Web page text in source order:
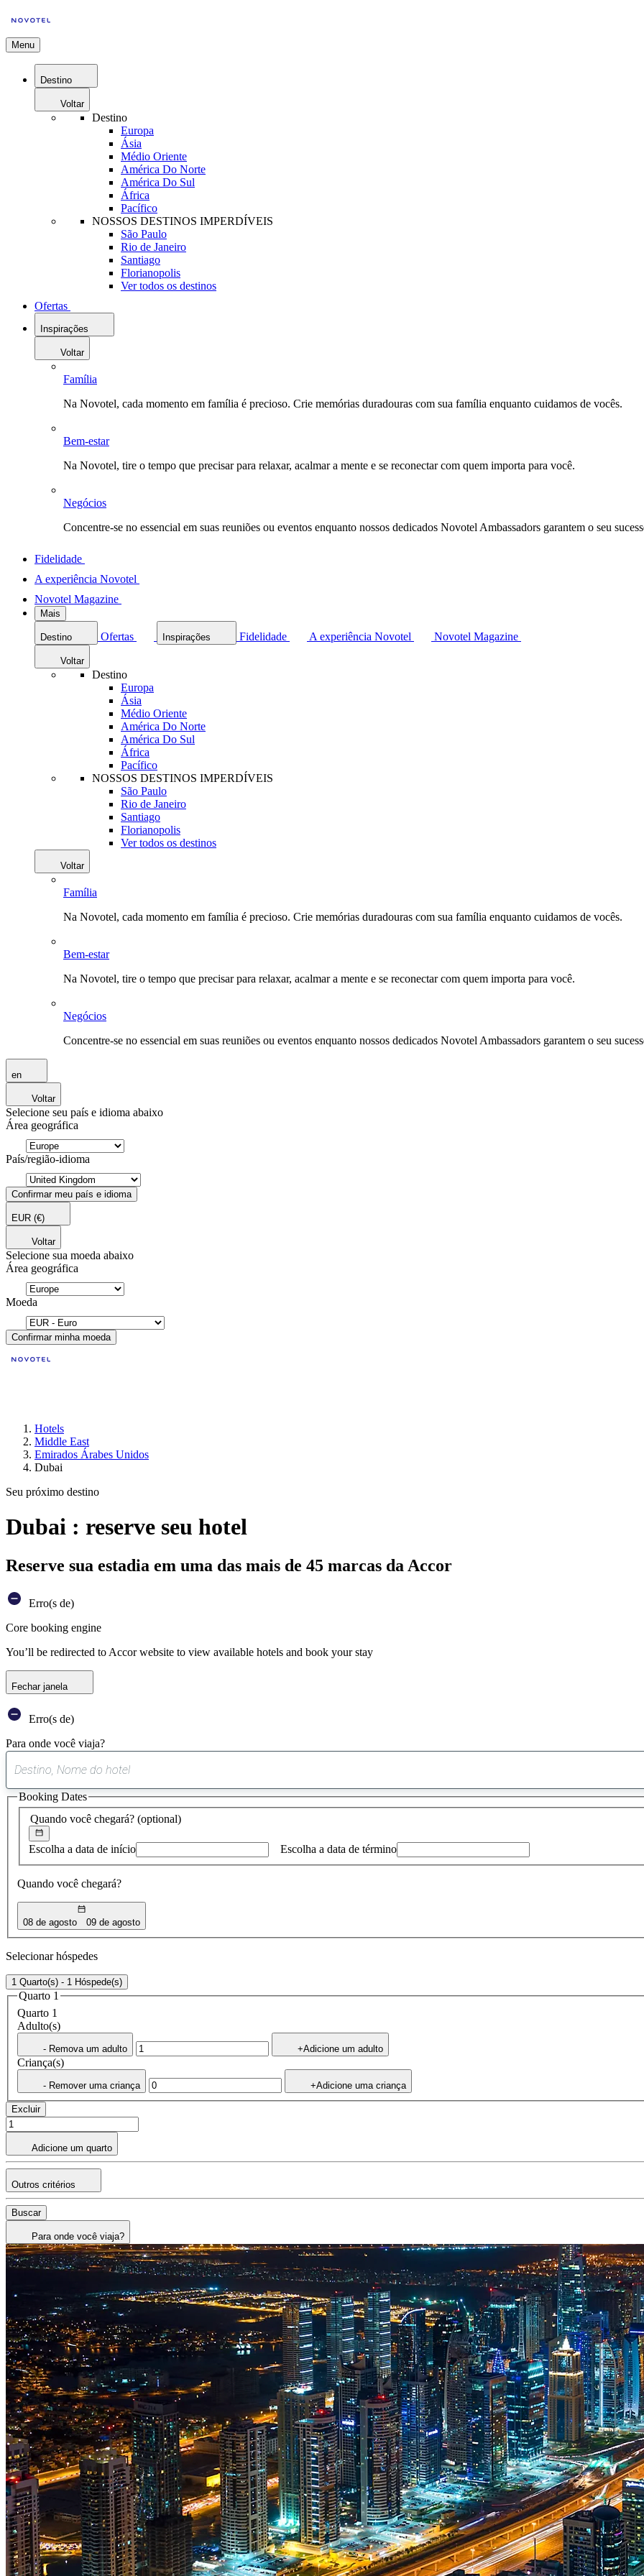
Menu
Destino
Voltar
Destino
Europa
Ásia
Médio Oriente
América Do Norte
América Do Sul
África
Pacífico
NOSSOS DESTINOS IMPERDÍVEIS
São Paulo
Rio de Janeiro
Santiago
Florianopolis
Ver todos os destinos
Ofertas
Inspirações
Voltar
Família
Na Novotel, cada momento em família é precioso. Crie memórias duradouras com sua família enquanto cuidamos de vocês.
Bem-estar
Na Novotel, tire o tempo que precisar para relaxar, acalmar a mente e se reconectar com quem importa para você.
Negócios
Concentre-se no essencial em suas reuniões ou eventos enquanto nossos dedicados Novotel Ambassadors garantem o seu
Fidelidade
A experiência Novotel
Novotel Magazine
Mais
Destino Ofertas Inspirações Fidelidade A experiência Novotel Novotel Magazine
Voltar
Destino
Europa
Ásia
Médio Oriente
América Do Norte
América Do Sul
África
Pacífico
NOSSOS DESTINOS IMPERDÍVEIS
São Paulo
Rio de Janeiro
Santiago
Florianopolis
Ver todos os destinos
Voltar
Família
Na Novotel, cada momento em família é precioso. Crie memórias duradouras com sua família enquanto cuidamos de vocês.
Bem-estar
Na Novotel, tire o tempo que precisar para relaxar, acalmar a mente e se reconectar com quem importa para você.
Negócios
Concentre-se no essencial em suas reuniões ou eventos enquanto nossos dedicados Novotel Ambassadors garantem o seu
en
Voltar
Selecione seu país e idioma abaixo
Área geográfica
País/região-idioma
Confirmar meu país e idioma
EUR (€)
Voltar
Selecione sua moeda abaixo
Área geográfica
Moeda
Confirmar minha moeda
Hotels
Middle East
Emirados Árabes Unidos
Dubai
Seu próximo destino
Dubai : reserve seu hotel
Reserve sua estadia em uma das mais de 45 marcas da Accor
Erro(s de)
Core booking engine
You’ll be redirected to Accor website to view available hotels and book your stay
Fechar janela
Erro(s de)
Para onde você viaja?
sugestão
encontrada
Quando você chegará? (optional)
Escolha a data de início Escolha a data de término
Quando você chegará?
08 de agosto 09 de agosto
Booking Dates
Selecionar hóspedes
1 Quarto(s) - 1 Hóspede(s)
Quarto 1
Quarto 1
Adulto(s)
- Remova um adulto +Adicione um adulto
Criança(s)
- Remover uma criança +Adicione uma criança
Excluir
Adicione um quarto
Outros critérios
Buscar
Para onde você viaja?